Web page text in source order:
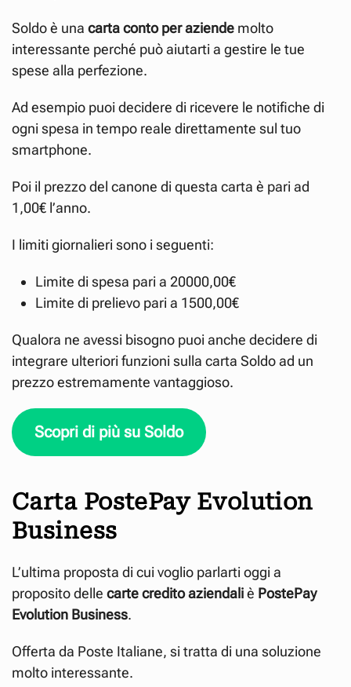
Soldo è una carta conto per aziende molto
interessante perché può aiutarti a gestire le tue
spese alla perfezione.
Ad esempio puoi decidere di ricevere le notifiche di
ogni spesa in tempo reale direttamente sul tuo
smartphone.
Poi il prezzo del canone di questa carta è pari ad
1,00€ l’anno.
I limiti giornalieri sono i seguenti:
Limite di spesa pari a 20000,00€
Limite di prelievo pari a 1500,00€
Qualora ne avessi bisogno puoi anche decidere di
integrare ulteriori funzioni sulla carta Soldo ad un
prezzo estremamente vantaggioso.
Scopri di più su Soldo
Carta PostePay Evolution
Business
L’ultima proposta di cui voglio parlarti oggi a
proposito delle carte credito aziendaliè PostePay
Evolution Business.
Offerta da Poste Italiane, si tratta di una soluzione
molto interessante.